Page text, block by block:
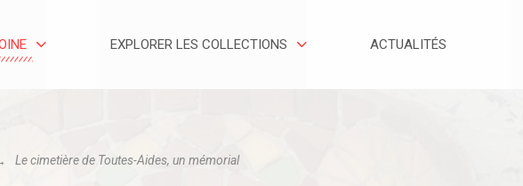
EXPLORER LES COLLECTIONS ACTUALITÉS
Le cimetière de Toutes-Aides, un mémorial